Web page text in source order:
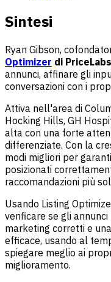
Sintesi
Ryan Gibson,
Optimizer di PriceLabs
annunci, affinare gli
conversazioni con i
Attiva nell'area di
Hocking Hills, GH
alta con una forte
differenziate. Con la
modi migliori per
posizionati
raccomandazioni più
Usando Listing
verificare se gli
marketing corretti e
efficace, usando al
spiegare meglio ai
miglioramento.